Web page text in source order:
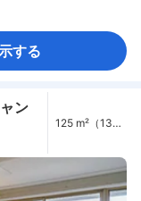
する
ン
125 m²（1345